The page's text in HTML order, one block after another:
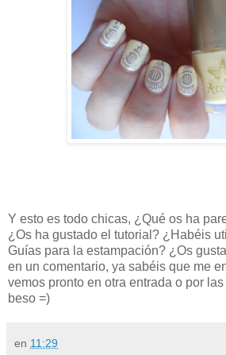
Y esto es todo chicas, ¿Qué os ha
¿Os ha gustado el tutorial? ¿Habéis
Guías para la estampación? ¿Os
en un comentario, ya sabéis que me
vemos pronto en otra entrada o por
beso =)
en 11:29